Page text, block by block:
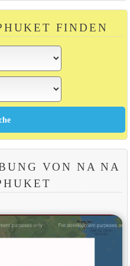
FINDEN
VON NA NA